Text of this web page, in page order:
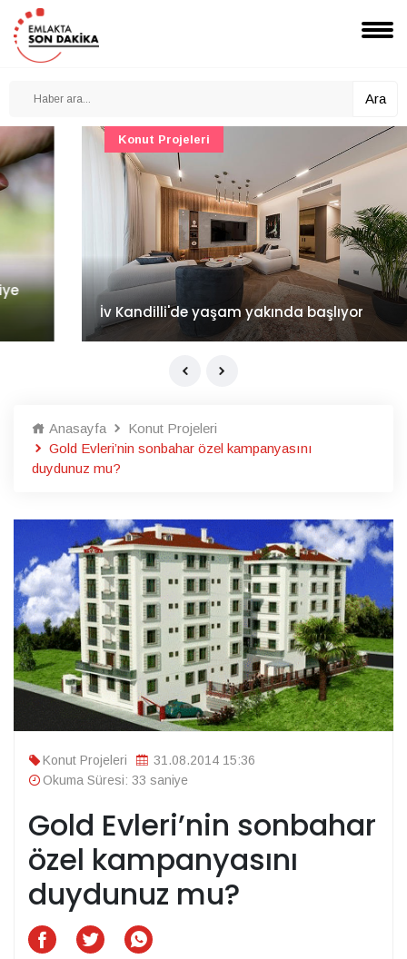
Ara
İv Kandilli'de yaşam yakında başlıyor
Konut Projeleri
Anasayfa
Konut Projeleri
Gold Evleri’nin sonbahar özel kampanyasını
duydunuz mu?
Konut Projeleri
31.08.2014 15:36
Okuma Süresi: 33 saniye
Gold Evleri’nin sonbahar
özel kampanyasını
duydunuz mu?